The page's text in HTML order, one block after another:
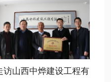
基地总经理温作洧表示，要
好平台，发挥好作用，学习
，规范自律发展，链接优质
焦基础前沿和行业方向，开
接合作，共享发展成果。要
，不辱使命，坚持新智造、
访山西中烨建设工程有